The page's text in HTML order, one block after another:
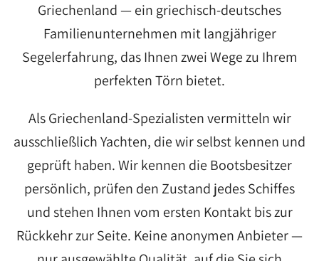
Griechenland — ein griechisch-deutsches
Familienunternehmen mit langjähriger
Segelerfahrung, das Ihnen zwei Wege zu Ihrem
perfekten Törn bietet.
Als Griechenland-Spezialisten vermitteln wir
ausschließlich Yachten, die wir selbst kennen und
geprüft haben. Wir kennen die Bootsbesitzer
persönlich, prüfen den Zustand jedes Schiffes
und stehen Ihnen vom ersten Kontakt bis zur
Rückkehr zur Seite. Keine anonymen Anbieter —